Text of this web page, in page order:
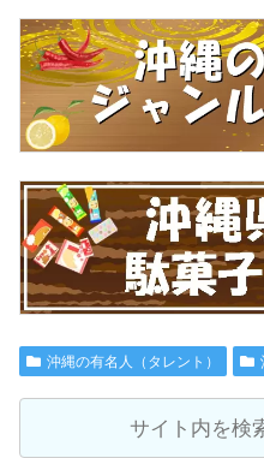
沖縄の有名人（タレント）